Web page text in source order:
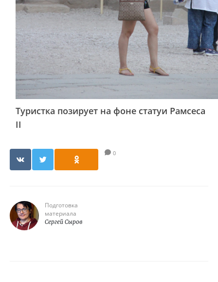
Туристка позирует на фоне статуи Рамсеса
II
0
Подготовка
материала
Сергей Сыров